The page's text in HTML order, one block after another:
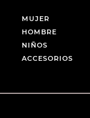
MUJER
HOMBRE
NIÑOS
ACCESORIOS